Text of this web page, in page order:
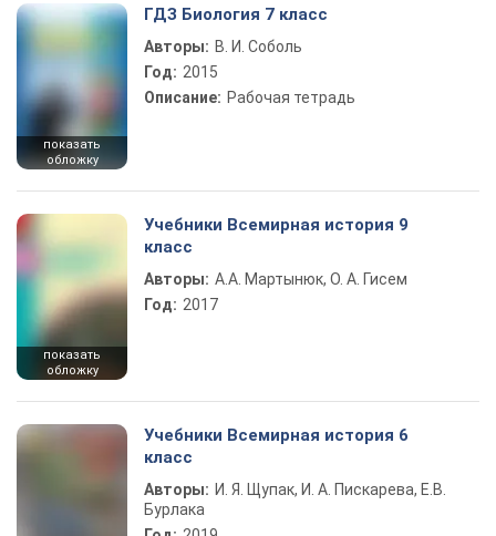
показать
обложку
ГДЗ Биология 7 класс
Авторы: В. И. Соболь
Год: 2015
Описание: Рабочая тетрадь
показать
обложку
Учебники Всемирная история 9
класс
Авторы: А.А. Мартынюк, О. А. Гисем
Год: 2017
Учебники Всемирная история 6
класс
Авторы: И. Я. Щупак, И. А. Пискарева, Е.В.
Бурлака